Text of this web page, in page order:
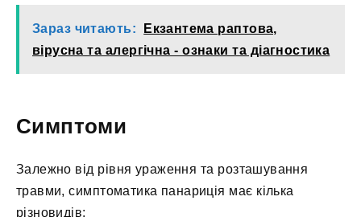
Зараз читають:
Екзантема раптова,
вірусна та алергічна - ознаки та діагностика
Симптоми
Залежно від рівня ураження та розташування
травми, симптоматика панариція має кілька
різновидів: